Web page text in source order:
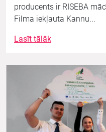
producents ir RISEBA
Filma iekļauta Kannu...
Lasīt tālāk